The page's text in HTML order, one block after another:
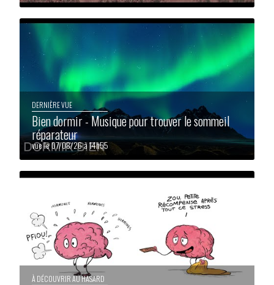
DERNIÈRE VUE
Bien dormir - Musique pour trouver le sommeil
réparateur
vue le 07/08/26 à 14h55
À DÉCOUVRIR AU HASARD